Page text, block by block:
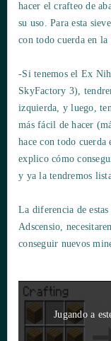
hacer el crafteo de
su uso. Para esta
con todo cuerda en la
-Si tenemos el Ex
SkyFactory 3),
izquierda, y luego,
más fácil de hacer
hace con todo
explico cómo
y ya la tendremos
La diferencia de
Adscensio,
conseguir nuevos
Jugando a